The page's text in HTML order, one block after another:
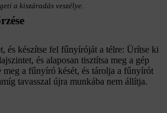
a kiszáradás veszélye.
és készítse fel fűnyíróját a télre: Ürítse ki
és alaposan tisztítsa meg a gép
meg a fűnyíró kését, és tárolja a fűnyírót
tavasszal újra munkába nem állítja.